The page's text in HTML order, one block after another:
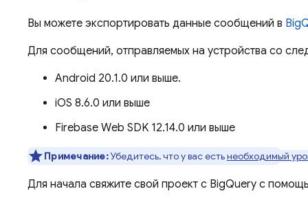
Вы можете экспортировать данные сообщений в
Для сообщений, отправляемых на устройства со
Android 20.1.0 или выше.
iOS 8.6.0 или выше
Firebase Web SDK 12.14.0 или выше
Примечание:Убедитесь, что у вас естьнеобходимый
Для начала свяжите свой проект с BigQuery с